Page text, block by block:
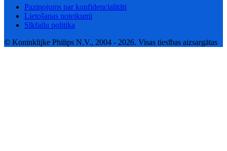
Paziņojums par konfidencialitāti
Lietošanas noteikumi
Sīkfailu politika
© Koninklijke Philips N.V., 2004 - 2026. Visas tiesības aizsargātas